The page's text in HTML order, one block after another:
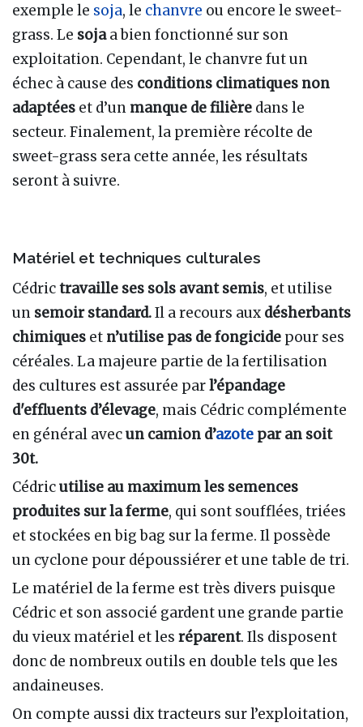
exemple le soja, le chanvre ou encore le sweet-
grass. Le sojaa bien fonctionné sur son
exploitation. Cependant, le chanvre fut un
échec à cause des conditions climatiques non
adaptées et d’un manque de filière dans le
secteur. Finalement, la première récolte de
sweet-grass sera cette année, les résultats
seront à suivre.
Matériel et techniques culturales
Cédrictravaille ses sols avant semis, et utilise
un semoir standard.Il a recours aux désherbants
chimiques et n’utilise pas de fongicide pour ses
céréales. La majeure partie de la fertilisation
des cultures est assurée parl’épandage
d'effluents d’élevage, mais Cédric complémente
en général avecun camion d’azote par an soit
30t.
Cédricutilise au maximum les semences
produites sur la ferme, qui sont soufflées, triées
et stockées en big bag sur la ferme. Il possède
un cyclone pour dépoussiérer et une table de tri.
Le matériel de la ferme est très divers puisque
Cédric et son associé gardent une grande partie
du vieux matériel et les réparent. Ils disposent
donc de nombreux outils en double tels que les
andaineuses.
On compte aussi dix tracteurs sur l’exploitation,